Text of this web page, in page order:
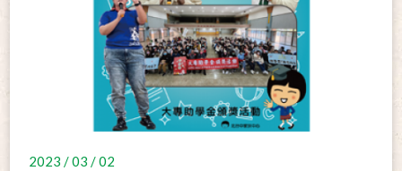
2023 / 03 / 02